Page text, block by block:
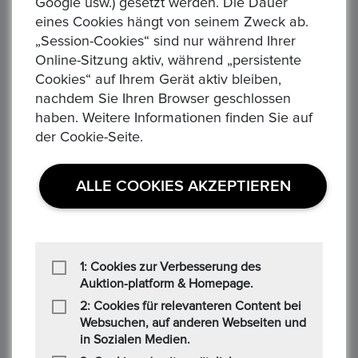
DEUTSCHES KAISERREICH. PREUSSEN, Wilhelm II.,
1888-1918. 10 Mark 1906 A. 3,58 gr. Feingold
Alle Gebote:1
Höchstbietender :M*****n
900/1.000 Gold Feingewicht: 3,58g Erhaltung: sehr schön ...
Google usw.) gesetzt werden. Die Dauer
eines Cookies hängt von seinem Zweck ab.
„Session-Cookies“ sind nur während Ihrer
Online-Sitzung aktiv, während „persistente
Cookies“ auf Ihrem Gerät aktiv bleiben,
nachdem Sie Ihren Browser geschlossen
haben. Weitere Informationen finden Sie auf
der Cookie-Seite.
ALLE COOKIES AKZEPTIEREN
1: Cookies zur Verbesserung des
Auktion-platform & Homepage.
2: Cookies für relevanteren Content bei
Websuchen, auf anderen Webseiten und
in Sozialen Medien.